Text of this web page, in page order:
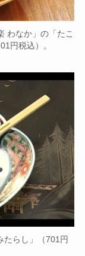
わなか」の「たこ
円税込）。
たらし」（701円